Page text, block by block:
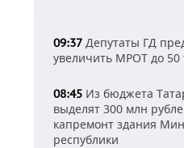
09:37 Депутаты ГД
увеличить МРОТ до 50
08:45 Из бюджета
выделят 300 млн
капремонт здания
республики